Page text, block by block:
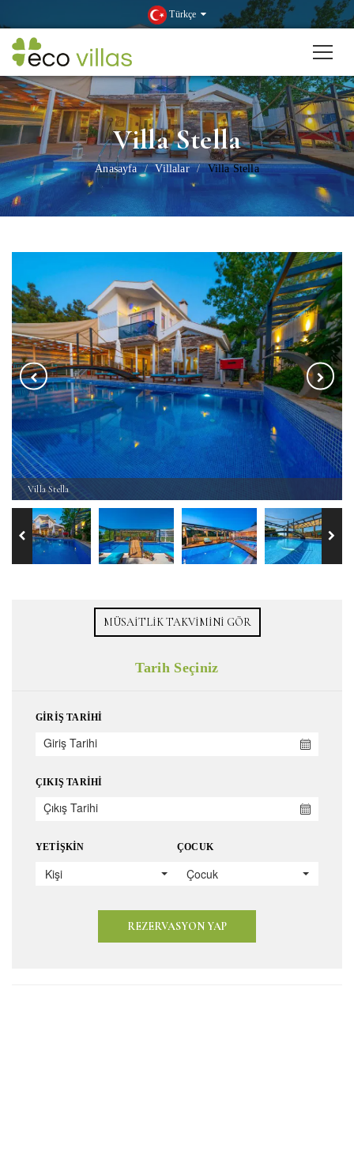
Türkçe
Villa Stella
Anasayfa Villalar Villa Stella
Villa Stella
MÜSAITLIK TAKVIMINI GÖR
Tarih Seçiniz
GIRIŞ TARIHI
ÇIKIŞ TARIHI
YETIŞKIN
Kişi
ÇOCUK
Çocuk
REZERVASYON YAP